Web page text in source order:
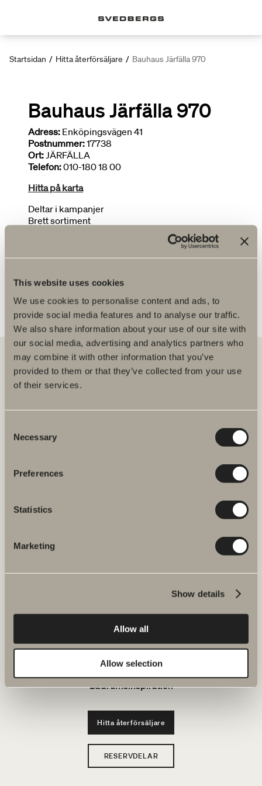
This website uses cookies
We use cookies to personalise content and ads, to
provide social media features and to analyse our traffic.
We also share information about your use of our site with
our social media, advertising and analytics partners who
may combine it with other information that you’ve
provided to them or that they’ve collected from your use
of their services.
Selection
Necessary
Preferences
Statistics
Marketing
Show details
Allow all
Allow selection
Startsidan / Hitta återförsäljare / Bauhaus Järfälla 970
Bauhaus Järfälla 970
Adress: Enköpingsvägen 41
Postnummer:17738
Ort:JÄRFÄLLA
Telefon:010-180 18 00
Hitta på karta
Deltar i kampanjer
Brett sortiment
FLER ÅTERFÖRSÄLJARE
Hos oss hittar du allt för hela badrummet. Från badrumsmöbler,
Verkstadsvägen 1
Svedbergs kundservice.
Produkter
Ritverktyg
Hållbarhet
Badrumsinspiration
Hitta återförsäljare
RESERVDELAR